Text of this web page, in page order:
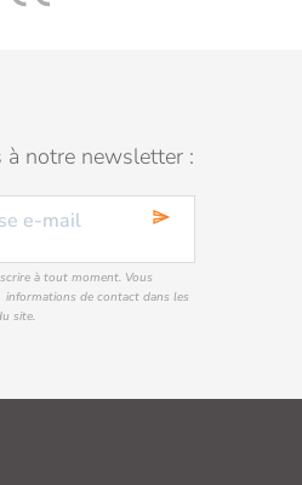
à notre newsletter :
send
à tout moment. Vous
de contact dans les
site.